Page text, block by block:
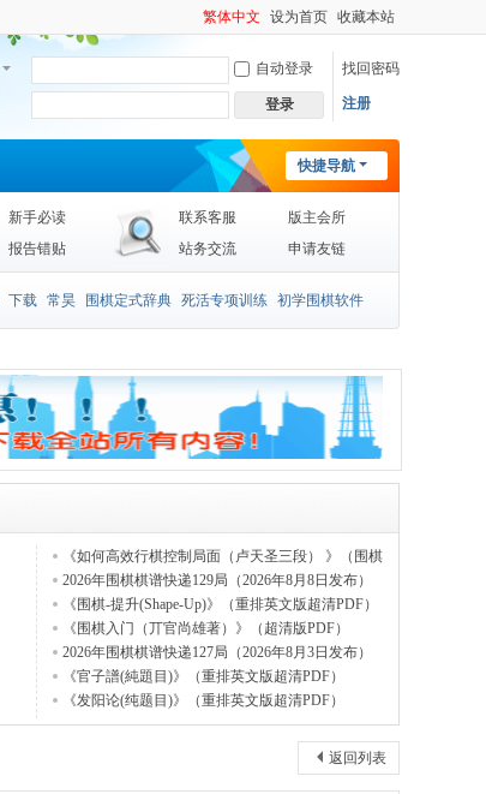
繁体中文 设为首页 收藏本站
自动登录 找回密码
登录 注册
快捷导航
新手必读
报告错贴
联系客服
版主会所
站务交流
申请友链
下载 常昊 围棋定式辞典 死活专项训练 初学围棋软件
《如何高效行棋控制局面（卢天圣三段） 》（围棋
视频1
2026年围棋棋谱快递129局（2026年8月8日发布）
《围棋-提升(Shape-Up)》（重排英文版超清PDF）
《围棋入门（丌官尚雄著）》（超清版PDF）
2026年围棋棋谱快递127局（2026年8月3日发布）
《官子譜(純題目)》（重排英文版超清PDF）
《发阳论(纯题目)》（重排英文版超清PDF）
返回列表